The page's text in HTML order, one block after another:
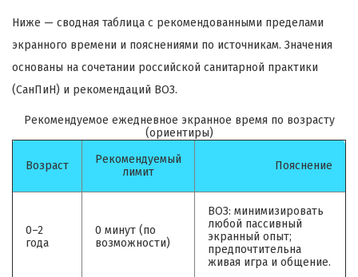
Ниже — сводная таблица с рекомендованными пределами
экранного времени и пояснениями по источникам. Значения
основаны на сочетании российской санитарной практики
(СанПиН) и рекомендаций ВОЗ.
Рекомендуемое ежедневное экранное время по возрасту
(ориентиры)
Возраст
Рекомендуемый
лимит
Пояснение
0–2
года
0 минут (по
возможности)
ВОЗ: минимизировать
любой пассивный
экранный опыт;
предпочтительна
живая игра и общение.